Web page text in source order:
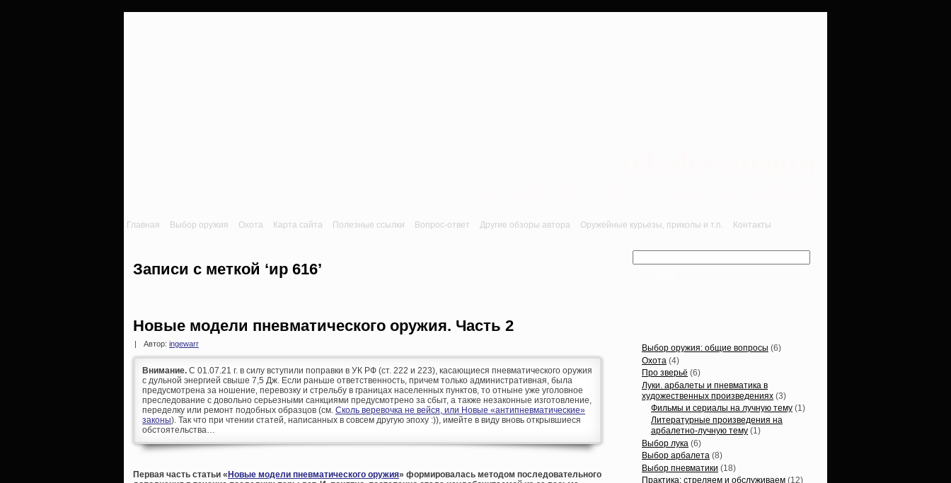
Главная Выбор оружия Охота Карта сайта Полезные ссылки Вопрос-ответ Другие обзоры автора Оружейные курьезы, приколы и т.п. Контакты
Записи с меткой ‘ир 616’
Новые модели пневматического оружия. Часть 2
Автор: ingewarr
Внимание. С 01.07.21 г. в силу вступили поправки в УК РФ (ст. 222 и 223), касающиеся пневматического оружия
с дульной энергией свыше 7,5 Дж. Если раньше ответственность, причем только административная, была
предусмотрена за ношение, перевозку и стрельбу в границах населенных пунктов, то отныне уже уголовное
преследование с довольно серьезными санкциями предусмотрено за сбыт, а также незаконные изготовление,
переделку или ремонт подобных образцов (см. Сколь веревочка не вейся, или Новые «антипневматические»
законы). Так что при чтении статей, написанных в совсем другую эпоху :)), имейте в виду вновь открывшиеся
обстоятельства…
Первая часть статьи « Новые модели пневматического оружия» формировалась методом последовательного
Выбор оружия: общие вопросы (6)
Охота (4)
Про зверьё (6)
Луки. арбалеты и пневматика в
художественных произведениях (3)
Фильмы и сериалы на лучную тему (1)
Литературные произведения на
арбалетно-лучную тему (1)
Выбор лука (6)
Выбор арбалета (8)
Выбор пневматики (18)
Практика: стреляем и обслуживаем (12)